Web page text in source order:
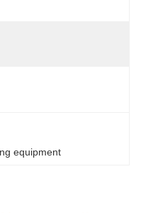
equipment